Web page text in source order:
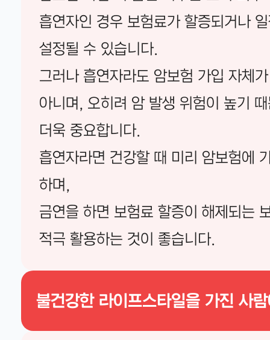
흡연자인 경우 보험료가 할증되거나
설정될 수 있습니다.
그러나 흡연자라도 암보험 가입 자체
아니며, 오히려 암 발생 위험이 높기
더욱 중요합니다.
흡연자라면 건강할 때 미리 암보험에
하며,
금연을 하면 보험료 할증이 해제되는
적극 활용하는 것이 좋습니다.
불건강한 라이프스타일을 가진 사